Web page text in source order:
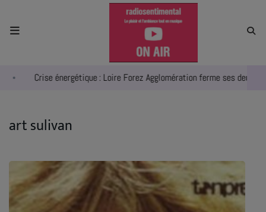
Crise énergétique : Loire Forez Agglomération ferme ses deux
ACTUALITÉS
AGENDA
EMISSIONS
art sulivan